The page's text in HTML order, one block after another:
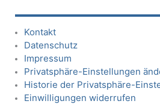
Kontakt
Datenschutz
Impressum
Privatsphäre-Einstellungen
Historie der Privatsphäre-
Einwilligungen widerrufen